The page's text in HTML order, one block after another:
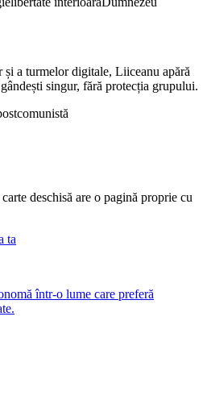
a turmelor digitale, Liiceanu apără
singur, fără protecția grupului.
deschisă are o pagină proprie cu
ta
într-o lume care preferă